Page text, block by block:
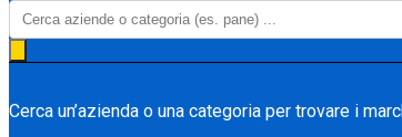
Cerca un’azienda o una categoria per trovare i